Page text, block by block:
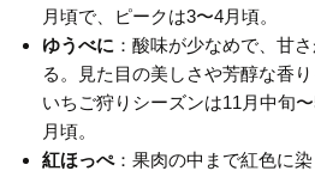
月頃で、ピークは3〜4月頃。
ゆうべに ：酸味が少なめで、甘
る。見た目の美しさや芳醇な香
いちご狩りシーズンは11月中旬
月頃。
紅ほっぺ：果肉の中まで紅色に